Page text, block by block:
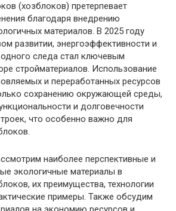
(хозблоков) претерпевает
благодаря внедрению
материалов. В 2025 году
развитии, энергоэффективности и
следа стал ключевым
стройматериалов. Использование
и переработанных ресурсов
сохранению окружающей среды,
и долговечности
что особенно важно для
наиболее перспективные и
экологичные материалы в
их преимущества, технологии
примеры. Также обсудим